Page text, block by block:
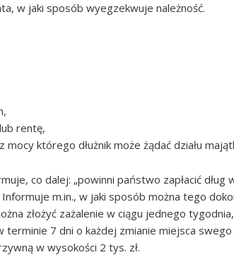
w jaki sposób wyegzekwuje należność.
rentę,
którego dłużnik może żądać działu
co dalej: „powinni państwo zapłacić dług
m.in., w jaki sposób można tego
złożyć zażalenie w ciągu jednego
terminie 7 dni o każdej zmianie miejsca
w wysokości 2 tys. zł.